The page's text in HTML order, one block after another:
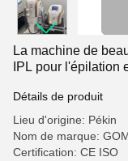
La machine de
IPL pour l'épilation
Détails de produit
Lieu d'origine: Pékin
Nom de marque:
Certification: CE ISO